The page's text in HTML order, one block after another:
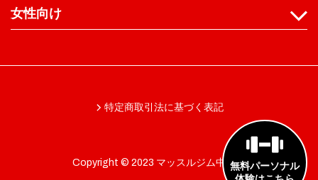
女性向け
特定商取引法に基づく表記
Copyright © 2023 マッスルジム中野店無料パーソナル